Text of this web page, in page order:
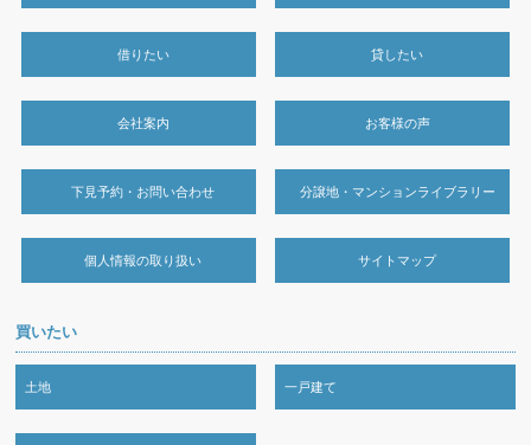
借りたい 貸したい
会社案内 お客様の声
下見予約・お問い合わせ 分譲地・マンションライブラリー
個人情報の取り扱い サイトマップ
買いたい
土地 一戸建て